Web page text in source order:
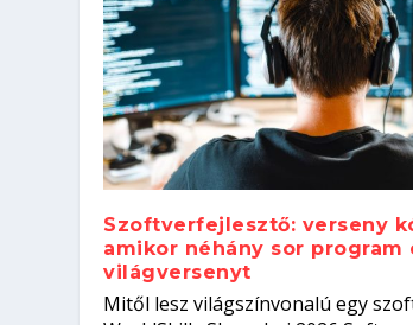
Kitalálod, mire
Nem sikerült az
Szoftverfejlesztő:
el a világversenyt...
Digitális detox –
Szoftverfejlesztő: verseny
amikor néhány sor program
világversenyt
Mitől lesz világszínvonalú egy